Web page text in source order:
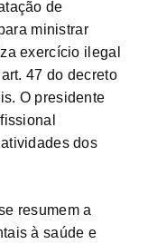
de
ministrar
exercício ilegal
47 do decreto
O presidente
dos
resumem a
à saúde e